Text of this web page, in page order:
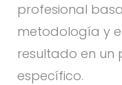
profesional
metodología y
resultado en un
específico.